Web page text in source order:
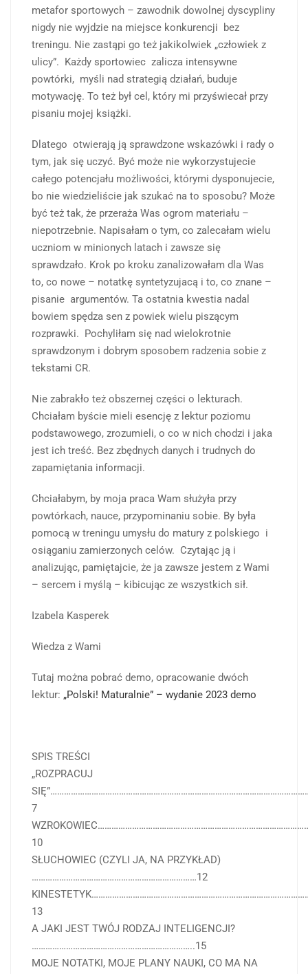
metafor sportowych – zawodnik dowolnej dyscypliny
nigdy nie wyjdzie na miejsce konkurencji bez
treningu. Nie zastąpi go też jakikolwiek „człowiek z
ulicy”. Każdy sportowiec zalicza intensywne
powtórki, myśli nad strategią działań, buduje
motywację. To też był cel, który mi przyświecał przy
pisaniu mojej książki.
Dlatego otwierają ją sprawdzone wskazówki i rady o
tym, jak się uczyć. Być może nie wykorzystujecie
całego potencjału możliwości, którymi dysponujecie,
bo nie wiedzieliście jak szukać na to sposobu? Może
być też tak, że przeraża Was ogrom materiału –
niepotrzebnie. Napisałam o tym, co zalecałam wielu
uczniom w minionych latach i zawsze się
sprawdzało. Krok po kroku zanalizowałam dla Was
to, co nowe – notatkę syntetyzujacą i to, co znane –
pisanie argumentów. Ta ostatnia kwestia nadal
bowiem spędza sen z powiek wielu piszącym
rozprawki. Pochyliłam się nad wielokrotnie
sprawdzonym i dobrym sposobem radzenia sobie z
tekstami CR.
Nie zabrakło też obszernej części o lekturach.
Chciałam byście mieli esencję z lektur poziomu
podstawowego, zrozumieli, o co w nich chodzi i jaka
jest ich treść. Bez zbędnych danych i trudnych do
zapamiętania informacji.
Chciałabym, by moja praca Wam służyła przy
powtórkach, nauce, przypominaniu sobie. By była
pomocą w treningu umysłu do matury z polskiego i
osiąganiu zamierzonych celów. Czytając ją i
analizując, pamiętajcie, że ja zawsze jestem z Wami
– sercem i myślą – kibicując ze wszystkich sił.
Izabela Kasperek
Wiedza z Wami
Tutaj można pobrać demo, opracowanie dwóch
lektur: „Polski! Maturalnie” – wydanie 2023 demo
SPIS TREŚCI
„ROZPRACUJ
7
10
SŁUCHOWIEC (CZYLI JA, NA PRZYKŁAD)
………………………………………………………………12
13
A JAKI JEST TWÓJ RODZAJ INTELIGENCJI?
……………………………………………………………..15
MOJE NOTATKI, MOJE PLANY NAUKI, CO MA NA